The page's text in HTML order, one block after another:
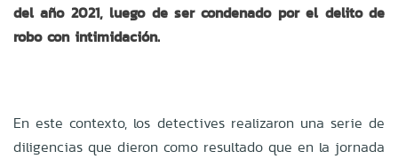
del año 2021, luego de ser condenado por el delito de
robo con intimidación.
En este contexto, los detectives realizaron una serie de
diligencias que dieron como resultado que en la jornada